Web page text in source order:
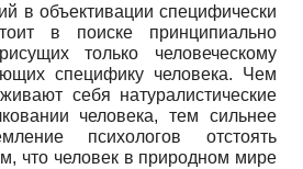
в объективации специфически
в поиске принципиально
только человеческому
специфику человека. Чем
себя натуралистические
человека, тем сильнее
психологов отстоять
что человек в природном мире